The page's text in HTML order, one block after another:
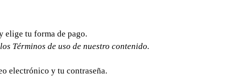
elige tu forma de pago.
Términos de uso de nuestro contenido.
electrónico y tu contraseña.